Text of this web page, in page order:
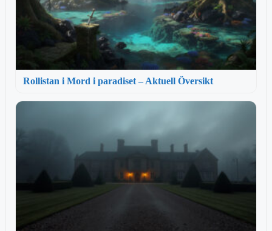
Rollistan i Mord i paradiset – Aktuell Översikt